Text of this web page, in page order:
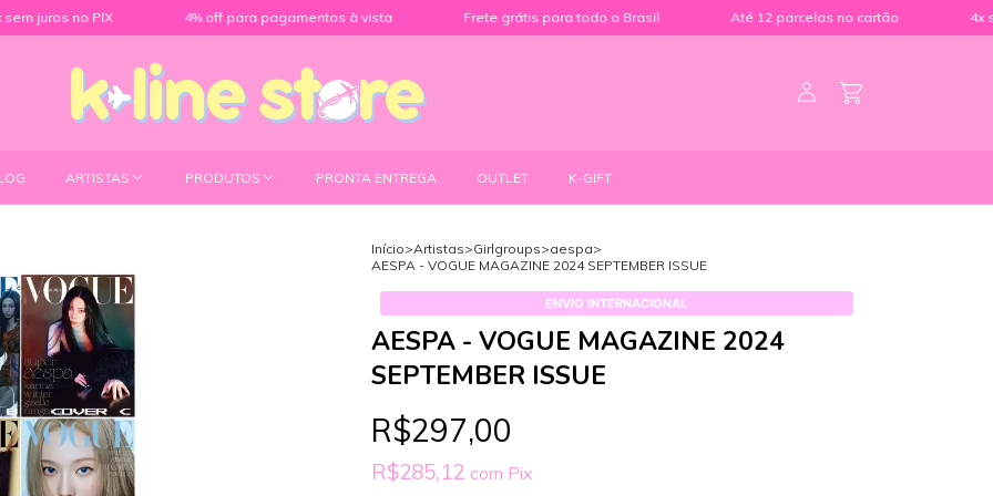
4% off para pagamentos à vista Frete grátis para todo o Brasil Até 12 parcelas no cartão 4x sem juros no
ARTISTAS PRODUTOS PRONTA ENTREGA OUTLET K-GIFT
Início>Artistas>Girlgroups>aespa>
AESPA - VOGUE MAGAZINE 2024 SEPTEMBER ISSUE
ENVIO INTERNACIONAL
AESPA - VOGUE MAGAZINE 2024
SEPTEMBER ISSUE
R$297,00
R$285,12 com Pix